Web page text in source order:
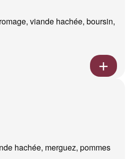
viande hachée, boursin,
hachée, merguez, pommes